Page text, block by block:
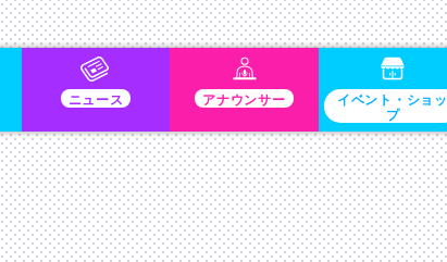
ニュース アナウンサー イベント・ショッ
プ